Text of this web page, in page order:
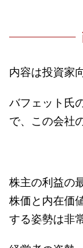
内容は投資家
バフェット氏
で、この会社
株主の利益の
株価と内在価
する姿勢は非